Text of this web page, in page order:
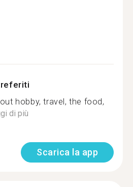
hobby, travel, the food,
di più
Scarica la app